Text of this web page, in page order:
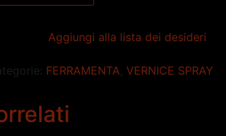
Aggiungi alla lista dei desideri
FERRAMENTA VERNICE SPRAY